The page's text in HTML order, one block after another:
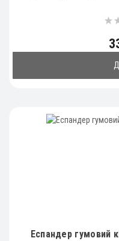
Еспандер гумовий